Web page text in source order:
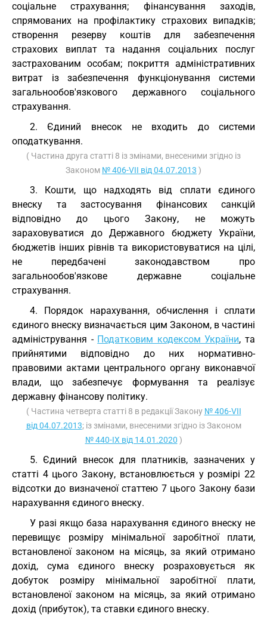
соціальне страхування; фінансування заходів,
спрямованих на профілактику страхових випадків;
створення резерву коштів для забезпечення
страхових виплат та надання соціальних послуг
застрахованим особам; покриття адміністративних
витрат із забезпечення функціонування системи
загальнообов'язкового державного соціального
страхування.
2. Єдиний внесок не входить до системи
оподаткування.
( Частина друга статті 8 із змінами, внесеними згідно із
Законом № 406-VII від 04.07.2013 )
3. Кошти, що надходять від сплати єдиного
внеску та застосування фінансових санкцій
відповідно до цього Закону, не можуть
зараховуватися до Державного бюджету України,
бюджетів інших рівнів та використовуватися на цілі,
не передбачені законодавством про
загальнообов'язкове державне соціальне
страхування.
4. Порядок нарахування, обчислення і сплати
єдиного внеску визначається цим Законом, в частині
адміністрування - Податковим кодексом України, та
прийнятими відповідно до них нормативно-
правовими актами центрального органу виконавчої
влади, що забезпечує формування та реалізує
державну фінансову політику.
( Частина четверта статті 8 в редакції Закону № 406-VII
від 04.07.2013; із змінами, внесеними згідно із Законом
№ 440-IX від 14.01.2020 )
5. Єдиний внесок для платників, зазначених у
статті 4 цього Закону, встановлюється у розмірі 22
відсотки до визначеної статтею 7 цього Закону бази
нарахування єдиного внеску.
У разі якщо база нарахування єдиного внеску не
перевищує розміру мінімальної заробітної плати,
встановленої законом на місяць, за який отримано
дохід, сума єдиного внеску розраховується як
добуток розміру мінімальної заробітної плати,
встановленої законом на місяць, за який отримано
дохід (прибуток), та ставки єдиного внеску.